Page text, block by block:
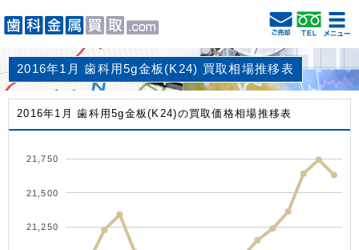
2016年1月 歯科用5g金板(K24) 買取相場推移表
2016年1月 歯科用5g金板(K24)の買取価格相場推移表
21,250
21,500
21,750